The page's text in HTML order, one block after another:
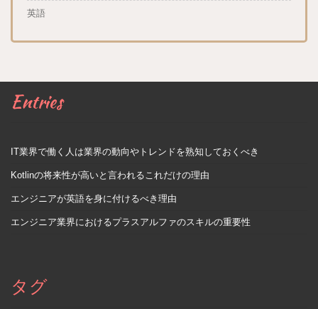
英語
Entries
IT業界で働く人は業界の動向やトレンドを熟知しておくべき
Kotlinの将来性が高いと言われるこれだけの理由
エンジニアが英語を身に付けるべき理由
エンジニア業界におけるプラスアルファのスキルの重要性
タグ